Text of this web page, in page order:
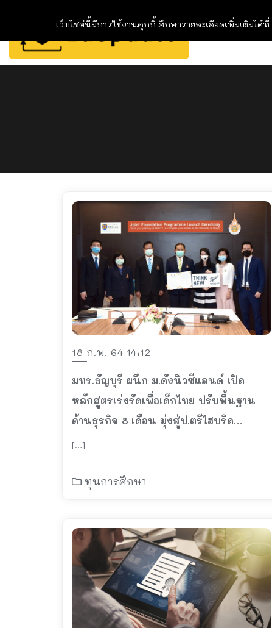
18 ก.พ. 64 14:12
มทร.ธัญบุรี ผนึก ม.ดังนิวซีแลนด์ เปิด
หลักสูตรเร่งรัดเพื่อเด็กไทย ปรับพื้นฐาน
ด้านธุรกิจ 8 เดือน มุ่งสู่ป.ตรีไฮบริด
นิวซีแลนด์จบใน 3 ปี
[…]
ทุนการศึกษา
เว็บไซต์นี้มีการใช้งานคุกกี้ ศึกษารายละเอียดเพิ่มเติมได้ที่